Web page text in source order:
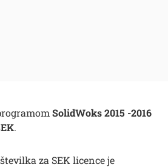
SolidWoks 2015 -2016
.
za SEK licence je